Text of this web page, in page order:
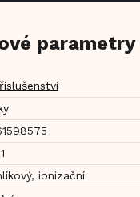
parametry
1
ionizační